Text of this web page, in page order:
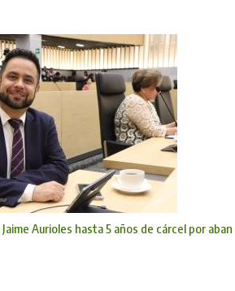
Aurioles hasta 5 años de cárcel por aban